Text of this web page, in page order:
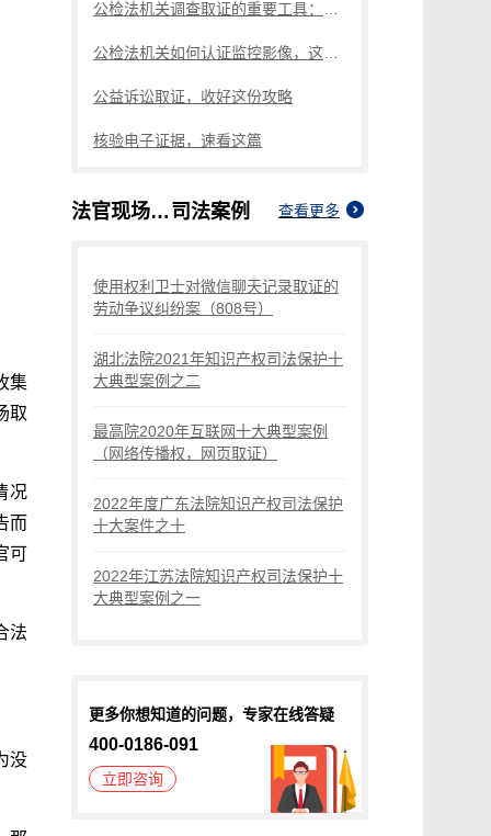
集
取
况
而
可
法
没
公益诉讼取证，收好这份攻略
核验电子证据，速看这篇
法官现场取证不通知被告合法吗 司法案例 查看更多
使用权利卫士对微信聊天记录取证的
劳动争议纠纷案（808号）
湖北法院2021年知识产权司法保护十
大典型案例之二
最高院2020年互联网十大典型案例
（网络传播权，网页取证）
2022年度广东法院知识产权司法保护
十大案件之十
2022年江苏法院知识产权司法保护十
大典型案例之一
更多你想知道的问题，专家在线答疑
400-0186-091
立即咨询